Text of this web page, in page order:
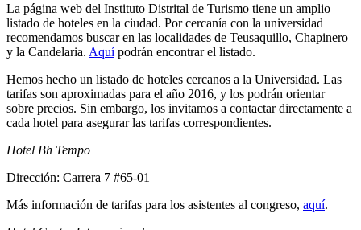
La página web del Instituto Distrital de Turismo tiene un amplio
listado de hoteles en la ciudad. Por cercanía con la universidad
recomendamos buscar en las localidades de Teusaquillo, Chapinero
y la Candelaria. Aquípodrán encontrar el listado.
Hemos hecho un listado de hoteles cercanos a la Universidad. Las
tarifas son aproximadas para el año 2016, y los podrán orientar
sobre precios. Sin embargo, los invitamos a contactar directamente a
cada hotel para asegurar las tarifas correspondientes.
Hotel Bh Tempo
Dirección: Carrera 7 #65-01
Más información de tarifas para los asistentes al congreso, aquí.